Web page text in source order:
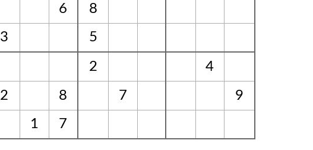
6
8
3
5
2 4
2 8 7
9
1
7